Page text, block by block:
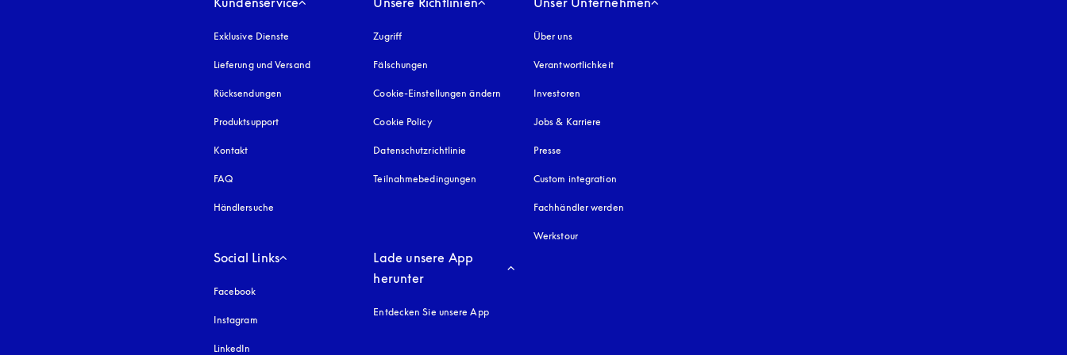
Exklusive Dienste
Lieferung und Versand
Rücksendungen
Produktsupport
Kontakt
FAQ
Händlersuche
Zugriff öffnet sich in einem neuen Tab
Fälschungen öffnet sich in einem neuen Tab
Cookie-Einstellungen ändern
Cookie Policyöffnet sich in einem neuen Tab
Datenschutzrichtlinie öffnet sich in einem neuen Tab
Teilnahmebedingungen
Über uns
Verantwortlichkeit
Investoren
Jobs & Karriere
Presse
Custom integration
Fachhändler werden
Werkstour
Social Links
Facebook
Instagram
LinkedIn
Lade unsere App
herunter
Entdecken Sie unsere App